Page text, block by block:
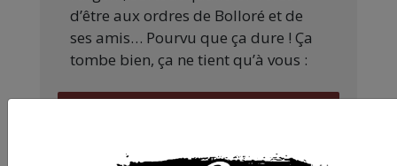
d’être aux ordres de Bolloré et de
ses amis… Pourvu que ça dure ! Ça
tombe bien, ça ne tient qu’à vous :